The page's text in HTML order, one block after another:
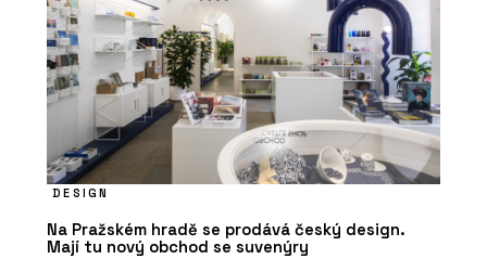
DESIGN
Na Pražském hradě se prodává český design.
Mají tu nový obchod se suvenýry